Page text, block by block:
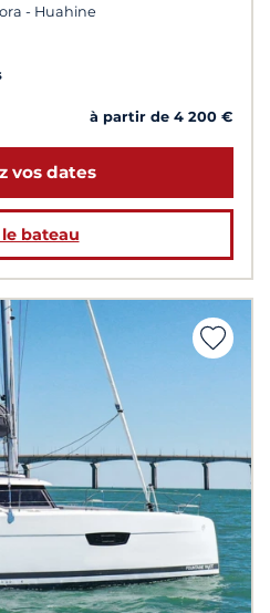
- Huahine
à partir de 4 200 €
vos dates
bateau